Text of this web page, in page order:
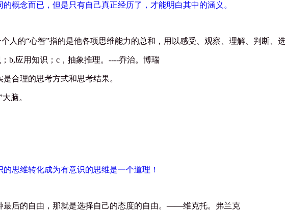
概念而已，但是只有自己真正经历了，才能明白其中的涵义。
个人的“心智”指的是他各项思维能力的总和，用以感受、观察、理解、判断、
b,应用知识； c ，抽象推理。 ----乔治。博瑞
合理的思考方式和思考结果。
大脑。
思维转化成为有意识的思维是一个道理！
后的自由，那就是选择自己的态度的自由。 ——维克托。弗兰克